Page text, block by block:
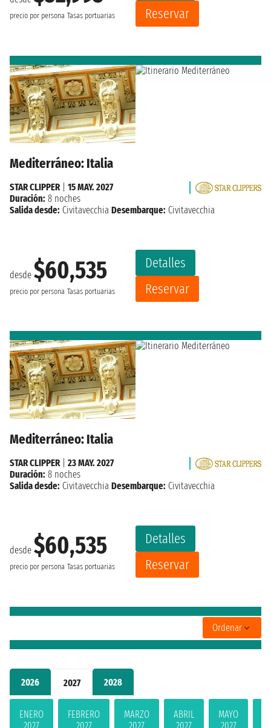
2026 2027 2028
ENERO
FEBRERO
MARZO
ABRIL
MAYO
precio por persona Tasas portuarias
Reservar
Mediterráneo: Italia
desde $60,535
precio por persona Tasas portuarias
Detalles
Reservar
STAR CLIPPER| 15 MAY. 2027
Duración: 8 noches
Salida desde: Civitavecchia Desembarque: Civitavecchia
Mediterráneo: Italia
desde $60,535
precio por persona Tasas portuarias
Detalles
Reservar
STAR CLIPPER| 23 MAY. 2027
Duración: 8 noches
Salida desde: Civitavecchia Desembarque: Civitavecchia
Ordenar